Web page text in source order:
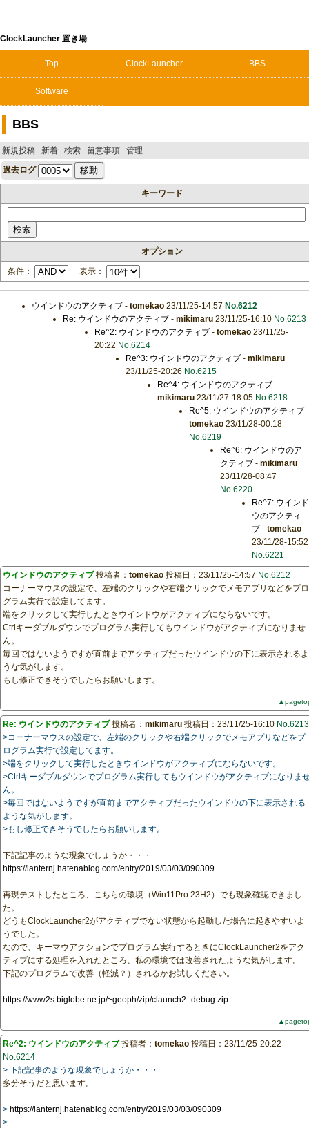
ClockLauncher 置き場
Top ClockLauncher BBS
Software
BBS
新規投稿 新着 検索 留意事項 管理
過去ログ
キーワード
オプション
条件： 表示：
ウインドウのアクティブ- tomekao23/11/25-14:57 No.6212
Re: ウインドウのアクティブ -mikimaru 23/11/25-16:10 No.6213
Re^2: ウインドウのアクティブ- tomekao23/11/25-
20:22 No.6214
Re^3: ウインドウのアクティブ -mikimaru
23/11/25-20:26 No.6215
Re^4: ウインドウのアクティブ-
mikimaru23/11/27-18:05 No.6218
Re^5: ウインドウのアクティブ-
tomekao23/11/28-00:18
No.6219
Re^6: ウインドウのア
クティブ -mikimaru
23/11/28-08:47
No.6220
Re^7: ウインド
ウのアクティ
ブ- tomekao
23/11/28-15:52
No.6221
ウインドウのアクティブ投稿者： tomekao 投稿日：23/11/25-14:57 No.6212
コーナーマウスの設定で、左端のクリックや右端クリックでメモアプリなどをプロ
グラム実行で設定してます。
端をクリックして実行したときウインドウがアクティブにならないです。
Ctrlキーダブルダウンでプログラム実行してもウインドウがアクティブになりませ
ん。
毎回ではないようですが直前までアクティブだったウインドウの下に表示されるよ
うな気がします。
もし修正できそうでしたらお願いします。
Re: ウインドウのアクティブ投稿者： mikimaru 投稿日：23/11/25-16:10 No.6213
>コーナーマウスの設定で、左端のクリックや右端クリックでメモアプリなどをプ
ログラム実行で設定してます。
>端をクリックして実行したときウインドウがアクティブにならないです。
>Ctrlキーダブルダウンでプログラム実行してもウインドウがアクティブになりま
ん。
>毎回ではないようですが直前までアクティブだったウインドウの下に表示される
ような気がします。
>もし修正できそうでしたらお願いします。
下記記事のような現象でしょうか・・・
https://lanternj.hatenablog.com/entry/2019/03/03/090309
再現テストしたところ、こちらの環境（Win11Pro 23H2）でも現象確認できまし
た。
どうもClockLauncher2がアクティブでない状態から起動した場合に起きやすいよ
うでした。
なので、キーマウアクションでプログラム実行するときにClockLauncher2をアク
ティブにする処理を入れたところ、私の環境では改善されたような気がします。
下記のプログラムで改善（軽減？）されるかお試しください。
https://www2s.biglobe.ne.jp/~geoph/zip/claunch2_debug.zip
Re^2: ウインドウのアクティブ投稿者： tomekao 投稿日：23/11/25-20:22
No.6214
> 下記記事のような現象でしょうか・・・
多分そうだと思います。
> https://lanternj.hatenablog.com/entry/2019/03/03/090309
>